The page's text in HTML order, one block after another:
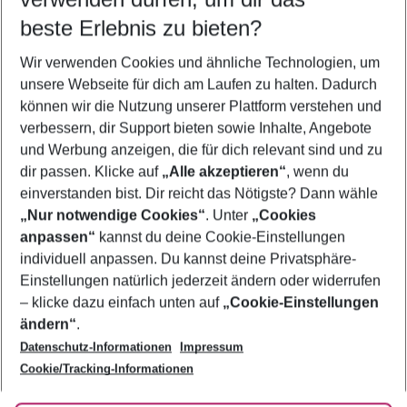
5-8 Nächte
2 Erwachsene Keine Kinder
Mehr Filter anzeigen
Footer
Footer navigation
Über uns
AGB
Bestpreisgarantie
Cookie-Einstellungen ändern
Cookie-Richtlinie
Agenturbetreuung
Barrierefreies Reisen
Folge uns
beste Erlebnis zu bieten?
Wir verwenden Cookies und ähnliche Technologien, um
unsere Webseite für dich am Laufen zu halten. Dadurch
können wir die Nutzung unserer Plattform verstehen und
verbessern, dir Support bieten sowie Inhalte, Angebote
und Werbung anzeigen, die für dich relevant sind und zu
dir passen. Klicke auf „Alle akzeptieren“, wenn du
einverstanden bist. Dir reicht das Nötigste? Dann wähle
„Nur notwendige Cookies“. Unter „Cookies
anpassen“ kannst du deine Cookie-Einstellungen
individuell anpassen. Du kannst deine Privatsphäre-
Einstellungen natürlich jederzeit ändern oder widerrufen
– klicke dazu einfach unten auf „Cookie-Einstellungen
ändern“.
Datenschutz-Informationen
Impressum
Cookie/Tracking-Informationen